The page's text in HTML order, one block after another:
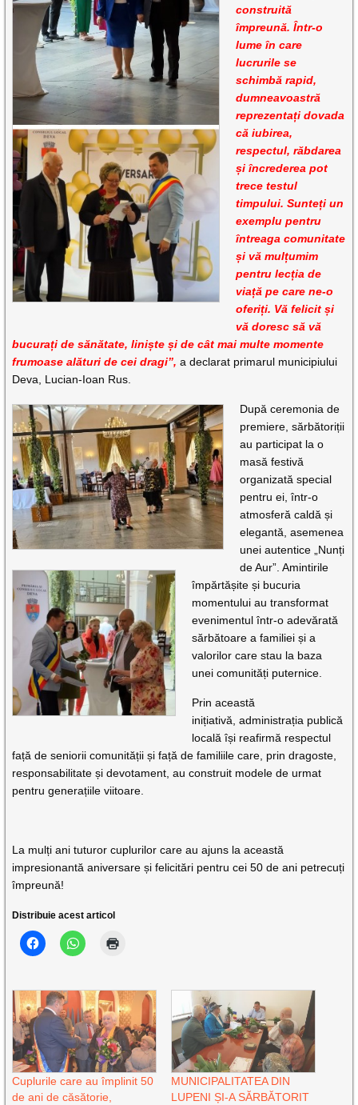
construită
împreună. Într-o
lume în care
lucrurile se
schimbă rapid,
dumneavoastră
reprezentați dovada
că iubirea,
respectul, răbdarea
și încrederea pot
trece testul
timpului. Sunteți un
exemplu pentru
întreaga comunitate
și vă mulțumim
pentru lecția de
viață pe care ne-o
oferiți. Vă felicit și
vă doresc să vă
bucurați de sănătate, liniște și de cât mai multe momente
frumoase alături de cei dragi”, a declarat primarul municipiului
Deva, Lucian-Ioan Rus.
După ceremonia de
premiere, sărbătoriții
au participat la o
masă festivă
organizată special
pentru ei, într-o
atmosferă caldă și
elegantă, asemenea
unei autentice „Nunți
de Aur”. Amintirile
împărtășite și bucuria
momentului au transformat
evenimentul într-o adevărată
sărbătoare a familiei și a
valorilor care stau la baza
unei comunități puternice.
Prin această
inițiativă, administrația publică
locală își reafirmă respectul
față de seniorii comunității și față de familiile care, prin dragoste,
responsabilitate și devotament, au construit modele de urmat
pentru generațiile viitoare.
La mulți ani tuturor cuplurilor care au ajuns la această
impresionantă aniversare și felicitări pentru cei 50 de ani petrecuți
împreună!
Distribuie acest articol
Cuplurile care au împlinit 50
de ani de căsătorie,
MUNICIPALITATEA DIN
LUPENI ȘI-A SĂRBĂTORIT